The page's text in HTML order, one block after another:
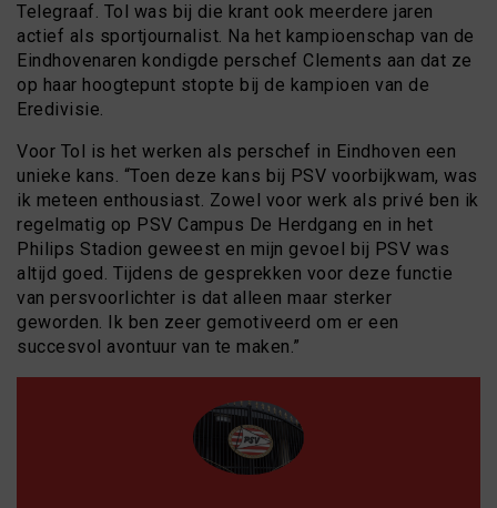
Telegraaf. Tol was bij die krant ook meerdere jaren
actief als sportjournalist. Na het kampioenschap van de
Eindhovenaren kondigde perschef Clements aan dat ze
op haar hoogtepunt stopte bij de kampioen van de
Eredivisie.
Voor Tol is het werken als perschef in Eindhoven een
unieke kans. “Toen deze kans bij PSV voorbijkwam, was
ik meteen enthousiast. Zowel voor werk als privé ben ik
regelmatig op PSV Campus De Herdgang en in het
Philips Stadion geweest en mijn gevoel bij PSV was
altijd goed. Tijdens de gesprekken voor deze functie
van persvoorlichter is dat alleen maar sterker
geworden. Ik ben zeer gemotiveerd om er een
succesvol avontuur van te maken.”